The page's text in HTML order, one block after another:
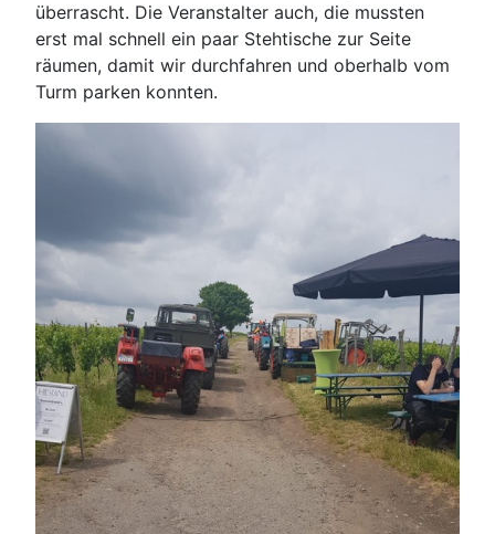
überrascht. Die Veranstalter auch, die mussten
erst mal schnell ein paar Stehtische zur Seite
räumen, damit wir durchfahren und oberhalb vom
Turm parken konnten.